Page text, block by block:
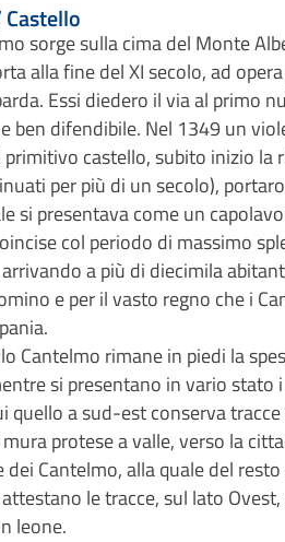
sorge sulla cima del Monte
alla fine del XI secolo, ad
Essi diedero il via al primo
ben difendibile. Nel 1349 un
castello, subito inizio la
per più di un secolo),
si presentava come un
col periodo di massimo
a più di diecimila
e per il vasto regno che i
Cantelmo rimane in piedi la
si presentano in vario
quello a sud-est conserva
protese a valle, verso la
Cantelmo, alla quale del
le tracce, sul lato
leone.